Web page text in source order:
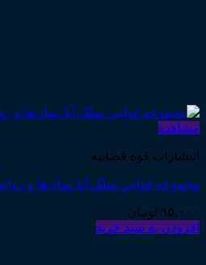
مشاهده
انتشارات قوه قضاییه
مجموعه قوانین تملک آپارتمان‌ها و
۹۵,۰۰۰ تومان
افزودن به سبد خرید